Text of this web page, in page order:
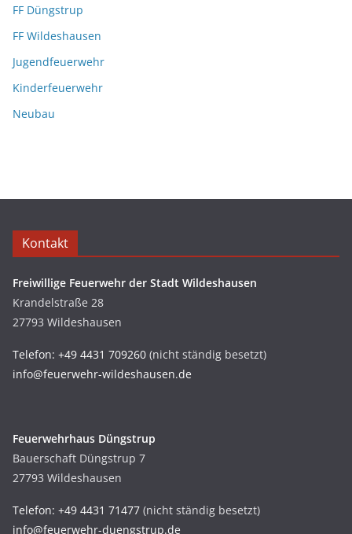
FF Düngstrup
FF Wildeshausen
Jugendfeuerwehr
Kinderfeuerwehr
Neubau
Kontakt
Freiwillige Feuerwehr der Stadt Wildeshausen
Krandelstraße 28
27793 Wildeshausen
Telefon: +49 4431 709260 (nicht ständig besetzt)
info@feuerwehr-wildeshausen.de
Feuerwehrhaus Düngstrup
Bauerschaft Düngstrup 7
27793 Wildeshausen
Telefon: +49 4431 71477 (nicht ständig besetzt)
info@feuerwehr-duengstrup.de